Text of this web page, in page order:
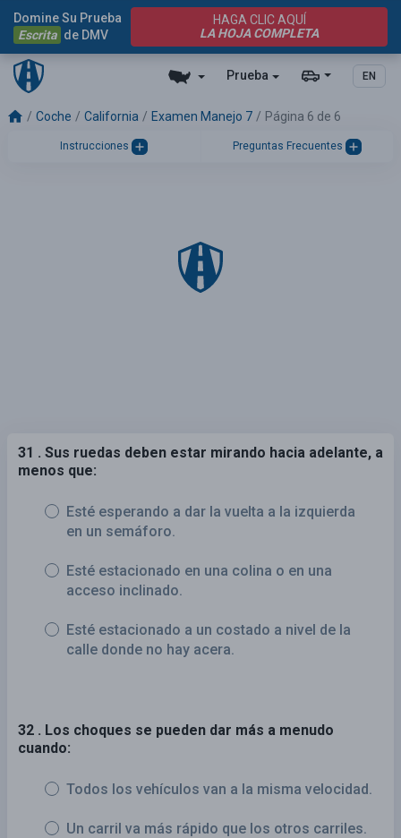
Prueba EN
Domine Su Prueba
Escrita de DMV
HAGA CLIC AQUÍ
LA HOJA COMPLETA
Coche California Examen Manejo 7 Página 6 de 6
Instrucciones Preguntas Frecuentes
31 . Sus ruedas deben estar mirando hacia adelante, a
menos que:
Esté esperando a dar la vuelta a la izquierda
en un semáforo.
Esté estacionado en una colina o en una
acceso inclinado.
Esté estacionado a un costado a nivel de la
calle donde no hay acera.
32 . Los choques se pueden dar más a menudo
cuando:
Todos los vehículos van a la misma velocidad.
Un carril va más rápido que los otros carriles.